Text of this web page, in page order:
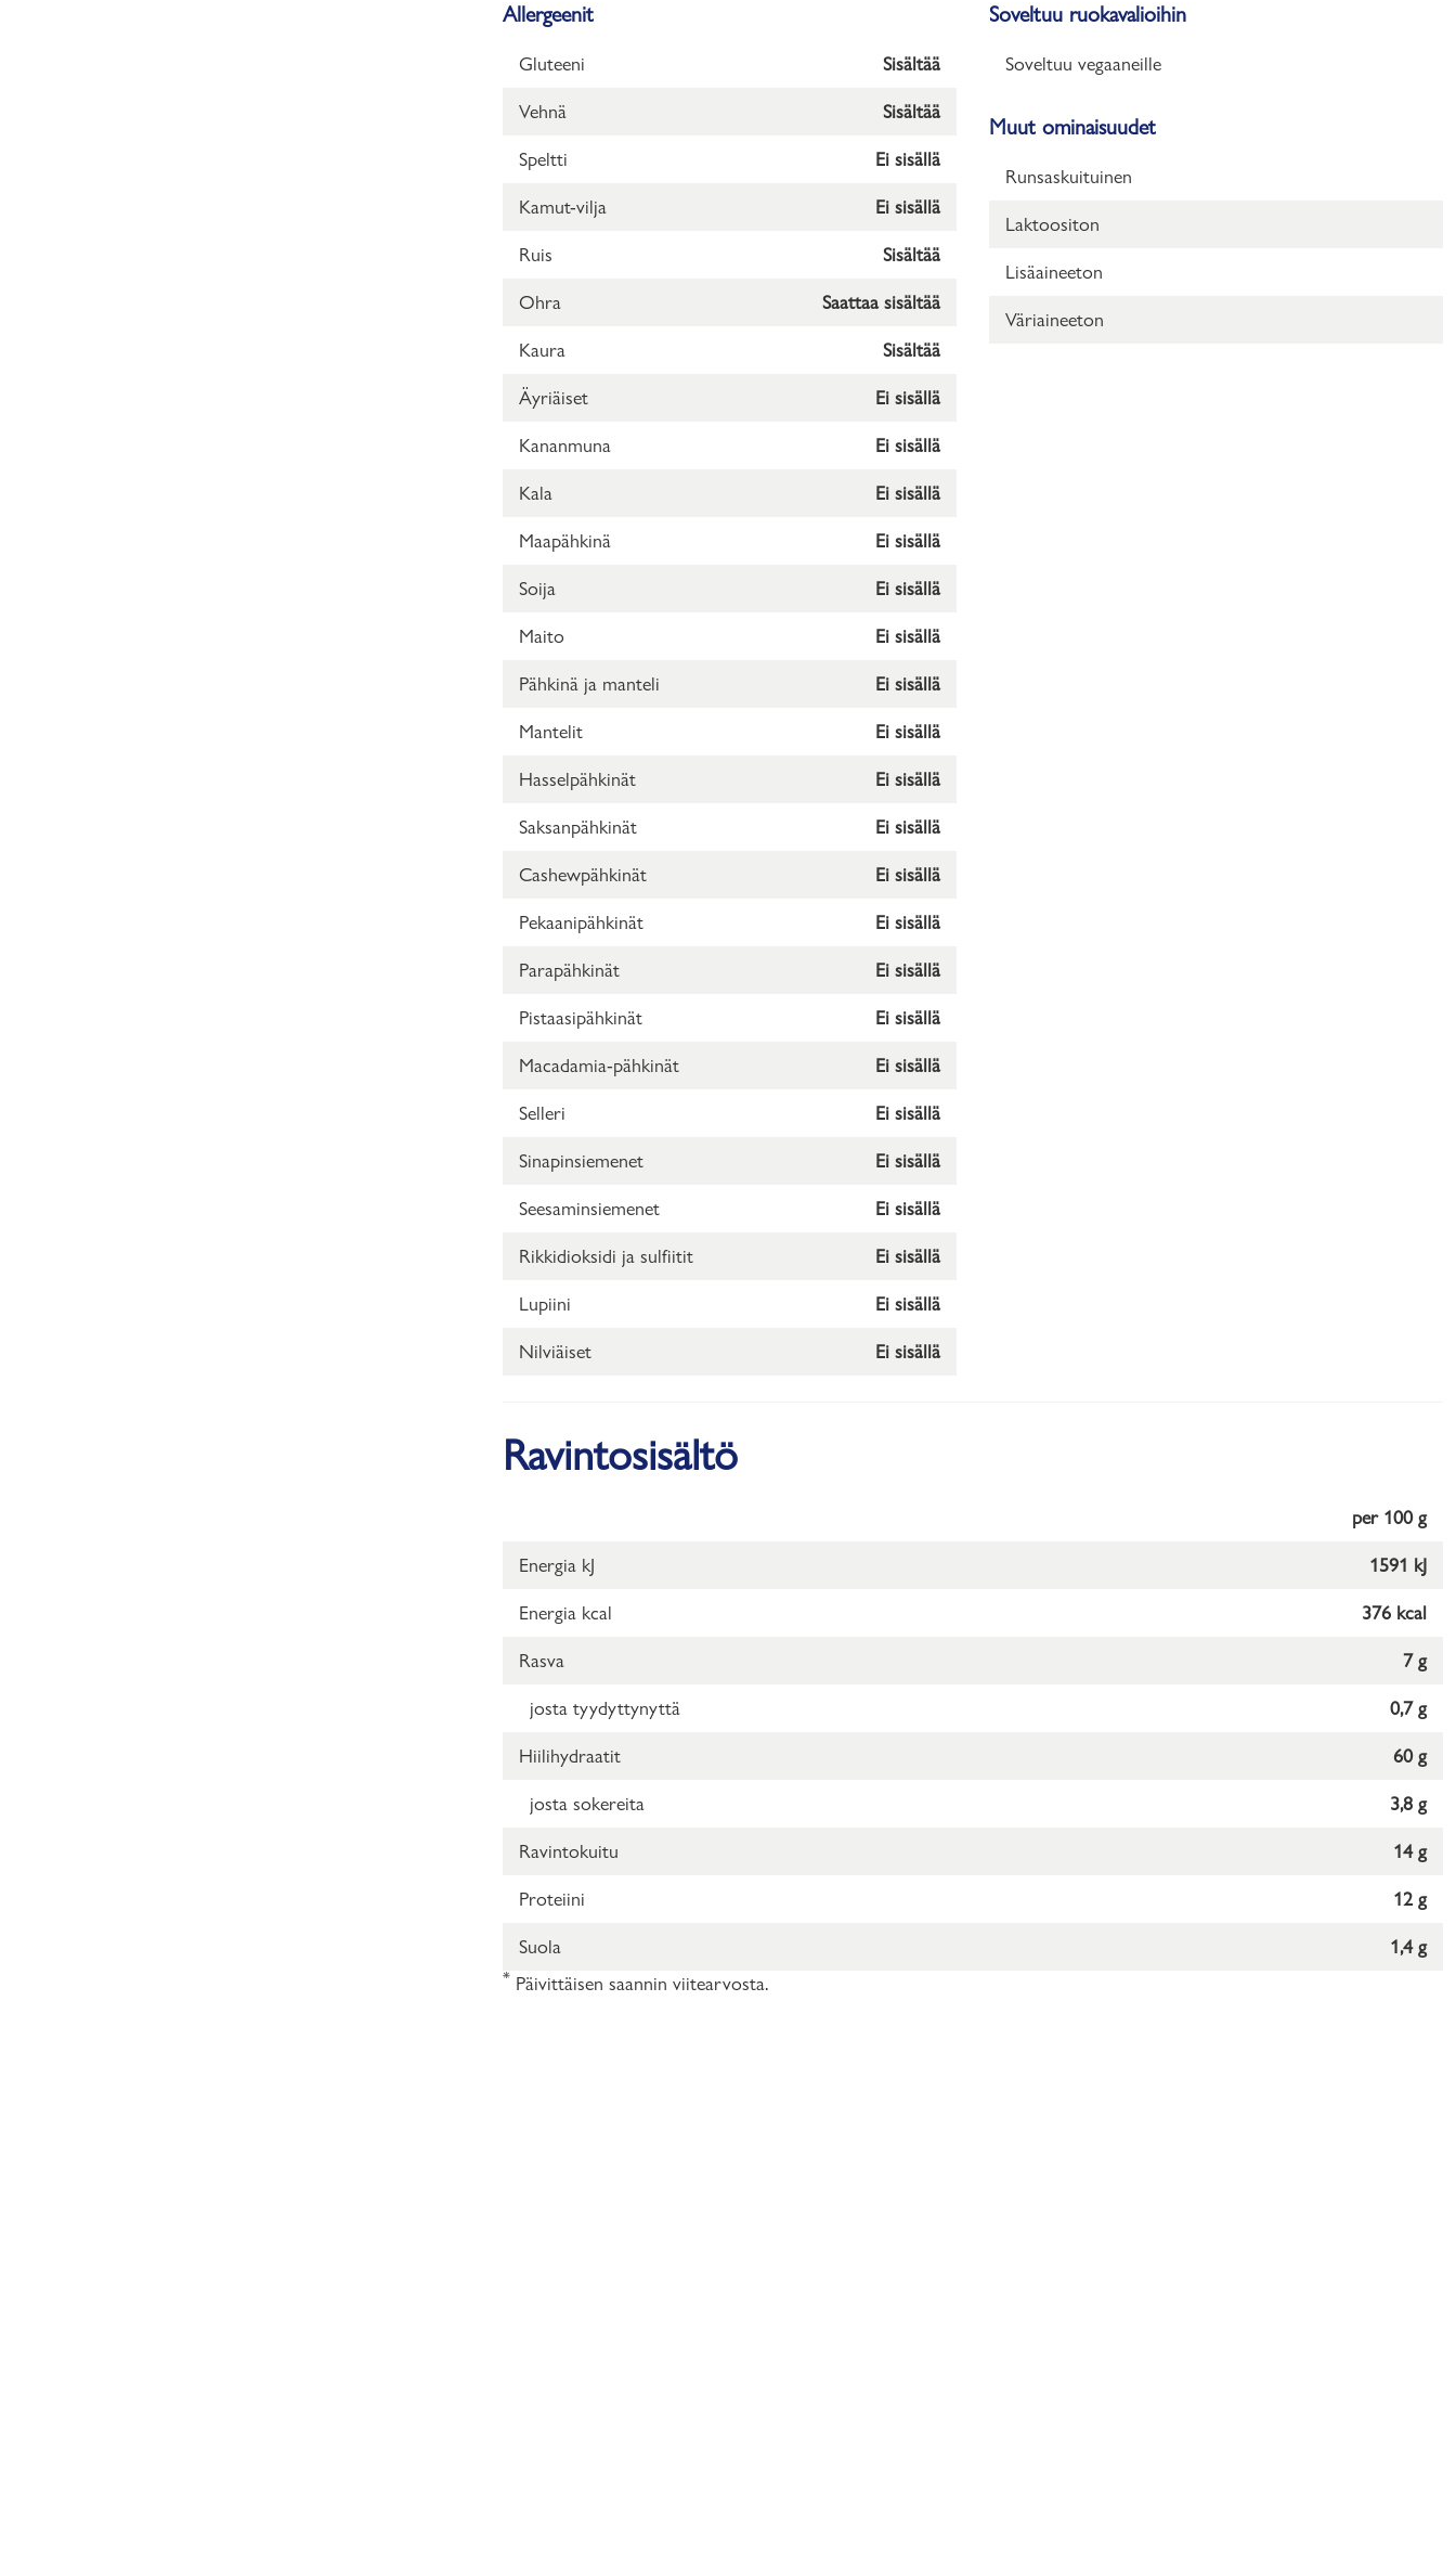
Allergeenit
Gluteeni Sisältää
Vehnä Sisältää
Speltti Ei sisällä
Kamut-vilja Ei sisällä
Ruis Sisältää
Ohra Saattaa sisältää
Kaura Sisältää
Äyriäiset Ei sisällä
Kananmuna Ei sisällä
Kala Ei sisällä
Maapähkinä Ei sisällä
Soija Ei sisällä
Maito Ei sisällä
Pähkinä ja manteli Ei sisällä
Mantelit Ei sisällä
Hasselpähkinät Ei sisällä
Saksanpähkinät Ei sisällä
Cashewpähkinät Ei sisällä
Pekaanipähkinät Ei sisällä
Parapähkinät Ei sisällä
Pistaasipähkinät Ei sisällä
Macadamia-pähkinät Ei sisällä
Selleri Ei sisällä
Sinapinsiemenet Ei sisällä
Seesaminsiemenet Ei sisällä
Rikkidioksidi ja sulfiitit Ei sisällä
Lupiini Ei sisällä
Nilviäiset Ei sisällä
Soveltuu ruokavalioihin
Soveltuu vegaaneille
Muut ominaisuudet
Runsaskuituinen
Laktoositon
Lisäaineeton
Väriaineeton
Ravintosisältö
per 100 g
Energia kJ 1591 kJ
Energia kcal 376 kcal
Rasva 7 g
josta tyydyttynyttä 0,7 g
Hiilihydraatit 60 g
josta sokereita 3,8 g
Ravintokuitu 14 g
Proteiini 12 g
Suola 1,4 g
* Päivittäisen saannin viitearvosta.